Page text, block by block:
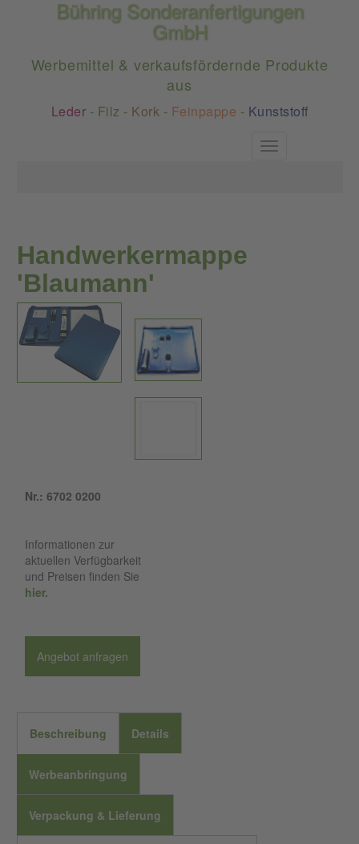
Bühring Sonderanfertigungen
GmbH
Werbemittel & verkaufsfördernde Produkte
aus
Leder - Filz - Kork - Feinpappe - Kunststoff
Toggle
Handwerkermappe
'Blaumann'
Nr.: 6702 0200
Informationen zur
aktuellen Verfügbarkeit
und Preisen finden Sie
hier.
Angebot anfragen
Beschreibung Details
Werbeanbringung
Verpackung & Lieferung